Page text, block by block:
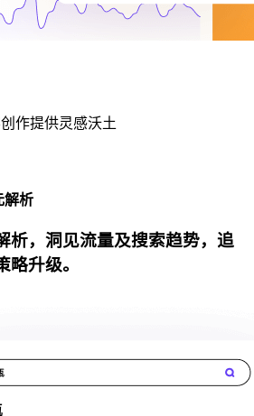
作提供灵感沃土
解析
析，洞见流量及搜索趋势，追
略升级。